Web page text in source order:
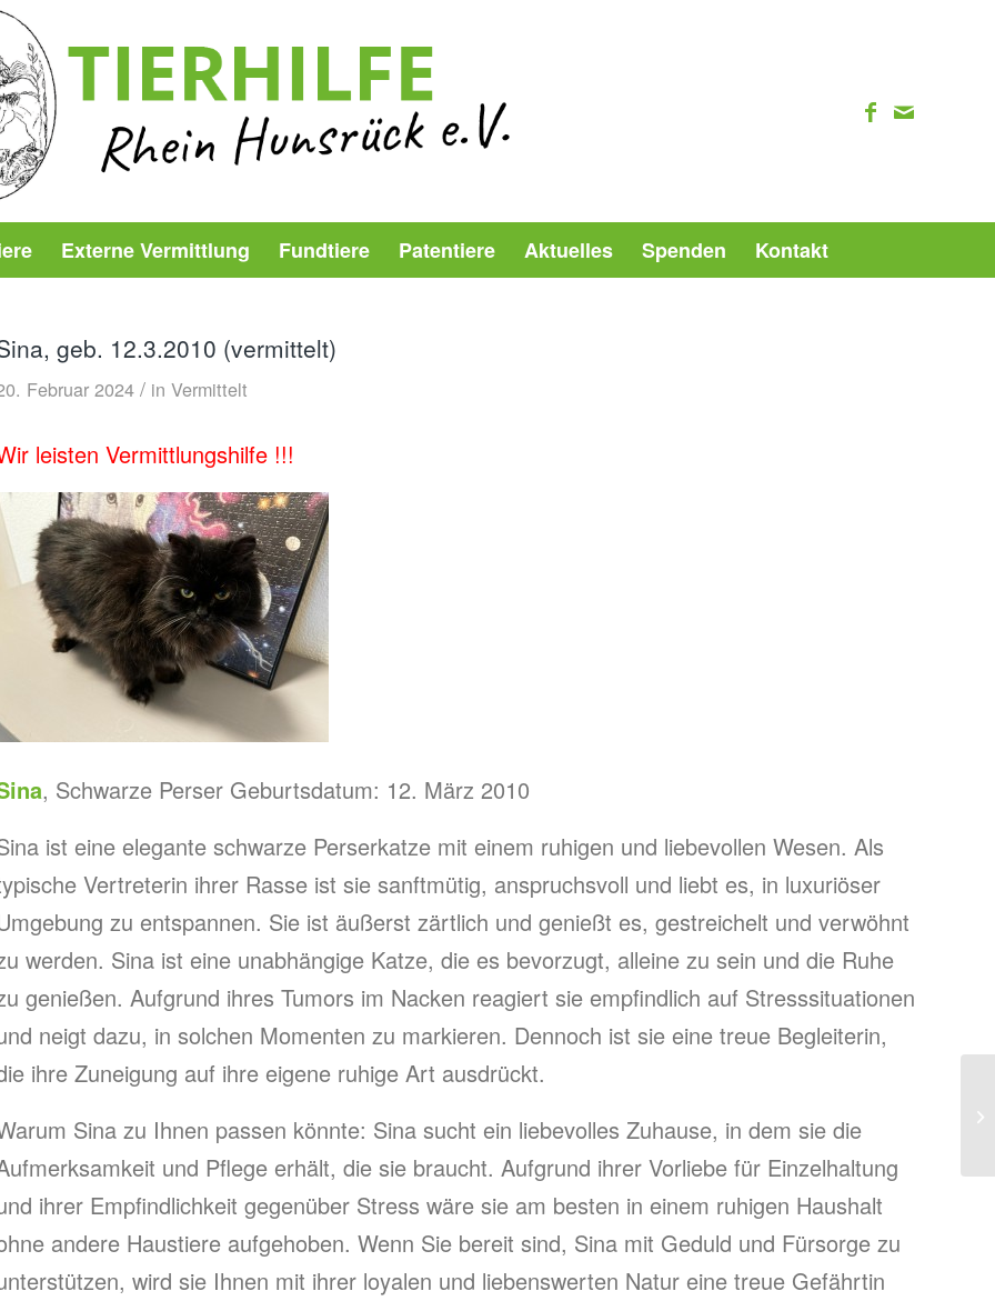
Externe Vermittlung Fundtiere Patentiere Aktuelles Spenden Kontakt
geb. 12.3.2010 (vermittelt)
Februar 2024 / in Vermittelt
leisten Vermittlungshilfe !!!
, Schwarze Perser Geburtsdatum: 12. März 2010
ist eine elegante schwarze Perserkatze mit einem ruhigen und liebevollen Wesen. Als
Vertreterin ihrer Rasse ist sie sanftmütig, anspruchsvoll und liebt es, in luxuriöser
zu entspannen. Sie ist äußerst zärtlich und genießt es, gestreichelt und verwöhnt
werden. Sina ist eine unabhängige Katze, die es bevorzugt, alleine zu sein und die Ruhe
genießen. Aufgrund ihres Tumors im Nacken reagiert sie empfindlich auf Stresssituationen
neigt dazu, in solchen Momenten zu markieren. Dennoch ist sie eine treue Begleiterin,
ihre Zuneigung auf ihre eigene ruhige Art ausdrückt.
Sina zu Ihnen passen könnte: Sina sucht ein liebevolles Zuhause, in dem sie die
und Pflege erhält, die sie braucht. Aufgrund ihrer Vorliebe für Einzelhaltung
ihrer Empfindlichkeit gegenüber Stress wäre sie am besten in einem ruhigen Haushalt
andere Haustiere aufgehoben. Wenn Sie bereit sind, Sina mit Geduld und Fürsorge zu
wird sie Ihnen mit ihrer loyalen und liebenswerten Natur eine treue Gefährtin